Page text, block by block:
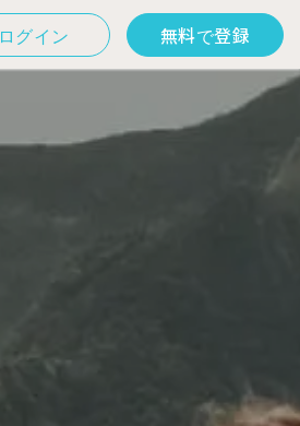
ログイン 無料で登録